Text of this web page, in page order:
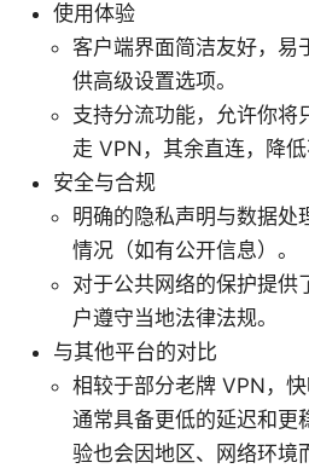
使用体验
客户端界面简洁友好，易
供高级设置选项。
支持分流功能，允许你将
走 VPN，其余直连，降低
安全与合规
明确的隐私声明与数据处
情况（如有公开信息）。
对于公共网络的保护提供
户遵守当地法律法规。
与其他平台的对比
相较于部分老牌 VPN，
通常具备更低的延迟和更
验也会因地区、网络环境